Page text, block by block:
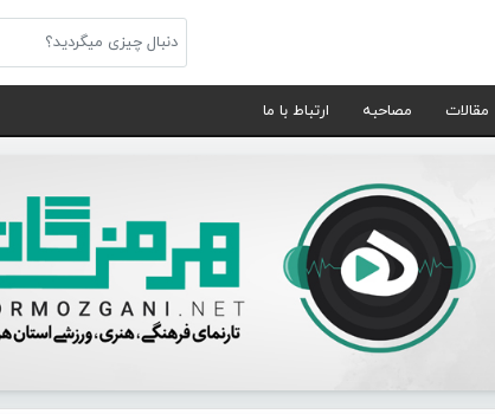
مقالات مصاحبه ارتباط با ما